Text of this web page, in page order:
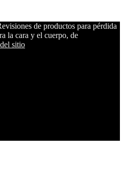
de productos para pérdida
la cara y el cuerpo, de
sitio